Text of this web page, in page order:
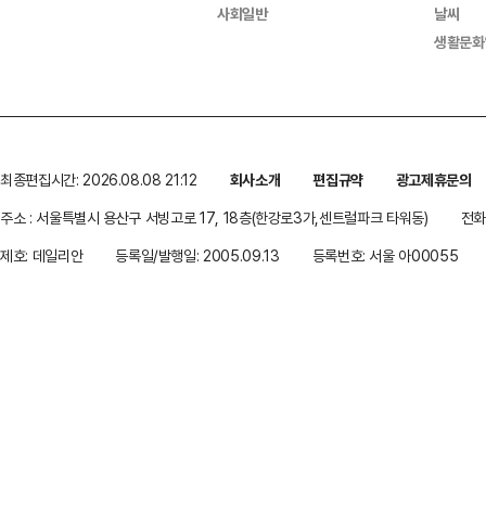
사회일반
날씨
생활문
최종편집시간: 2026.08.08 21:12 회사소개 편집규약
광고제휴문의
주소 : 서울특별시 용산구 서빙고로 17, 18층(한강로3가,센트럴파크 타워동)
전
제호: 데일리안
등록일/발행일: 2005.09.13 등록번호: 서울 아00055